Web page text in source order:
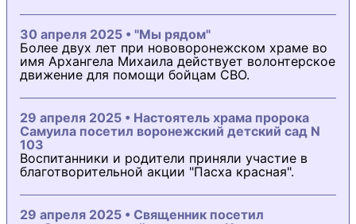
30 апреля 2025 • "Мы рядом"
Более двух лет при нововоронежском храме во
имя Архангела Михаила действует волонтерское
движение для помощи бойцам СВО.
29 апреля 2025 • Настоятель храма пророка
Самуила посетил воронежский детский сад N
103
Воспитанники и родители приняли участие в
благотворительной акции "Пасха красная".
29 апреля 2025 • Священник посетил